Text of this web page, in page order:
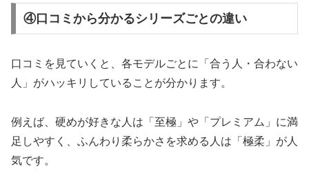
④口コミから分かるシリーズごとの違い
口コミを見ていくと、各モデルごとに「合う人・合わない
人」がハッキリしていることが分かります。
例えば、硬めが好きな人は「至極」や「プレミアム」に満
足しやすく、ふんわり柔らかさを求める人は「極柔」が人
気です。